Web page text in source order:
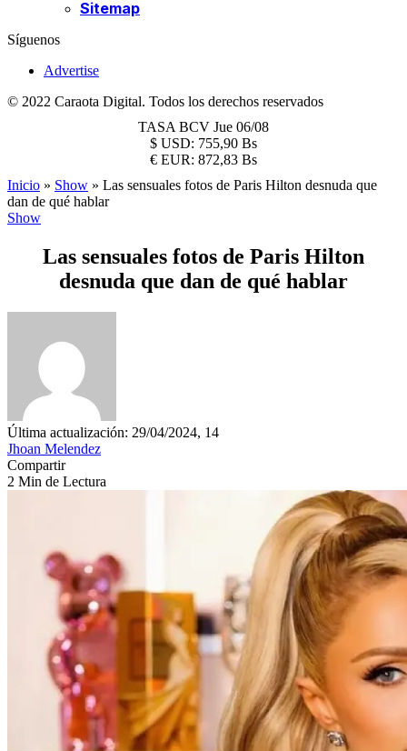
Sitemap
Síguenos
Advertise
© 2022 Caraota Digital. Todos los derechos reservados
TASA BCV Jue 06/08
$ USD: 755,90 Bs
€ EUR: 872,83 Bs
Inicio » Show » Las sensuales fotos de Paris Hilton desnuda que
dan de qué hablar
Show
Las sensuales fotos de Paris Hilton
desnuda que dan de qué hablar
Última actualización: 29/04/2024, 14
Jhoan Melendez
Compartir
2 Min de Lectura